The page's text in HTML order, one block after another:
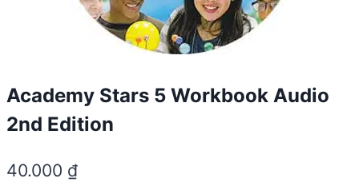
Academy Stars 5 Workbook Audio
2nd Edition
40.000 ₫